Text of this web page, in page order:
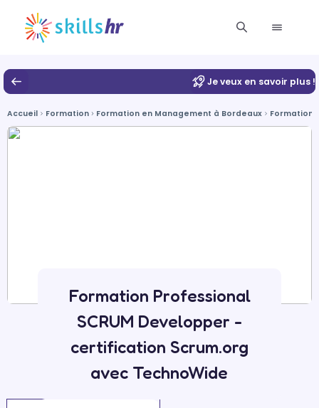
Je veux en savoir plus !
Accueil Formation Formation en Management à Bordeaux Formation
Formation Professional
SCRUM Developper -
certification Scrum.org
avec TechnoWide